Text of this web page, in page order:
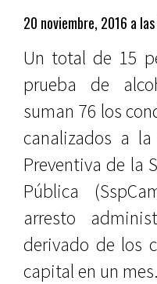
20 noviembre, 2016 a
Un total de 15
prueba de
suman 76 los
canalizados a
Preventiva de la
Pública
arresto
derivado de los
capital en un mes.